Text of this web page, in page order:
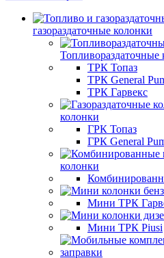
газораздаточные колонки
Топливораздаточные
ТРК Топаз
ТРК General
ТРК Гарвекс
колонки
ГРК Топаз
ГРК General
колонки
Мини ТРК
Мини ТРК Piusi